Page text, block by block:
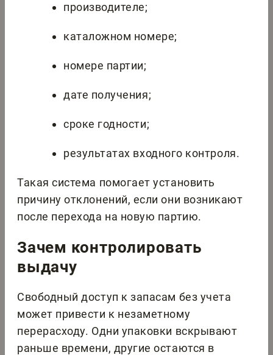
производителе;
каталожном номере;
номере партии;
дате получения;
сроке годности;
результатах входного контроля.
Такая система помогает установить
причину отклонений, если они возникают
после перехода на новую партию.
Зачем контролировать
выдачу
Свободный доступ к запасам без учета
может привести к незаметному
перерасходу. Одни упаковки вскрывают
раньше времени, другие остаются в